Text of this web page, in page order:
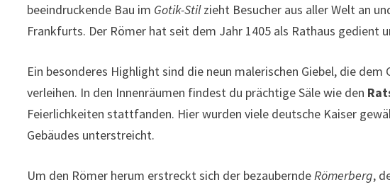
beeindruckende Bau im Gotik-Stilzieht Besucher aus aller Welt an
Frankfurts. Der Römer hat seit dem Jahr 1405 als Rathaus
Ein besonderes Highlight sind die neun malerischen Giebel, die dem
verleihen. In den Innenräumen findest du prächtige Säle wie den
Feierlichkeiten stattfanden. Hier wurden viele deutsche Kaiser
Gebäudes unterstreicht.
Um den Römer herum erstreckt sich der bezauberndeRömerberg,